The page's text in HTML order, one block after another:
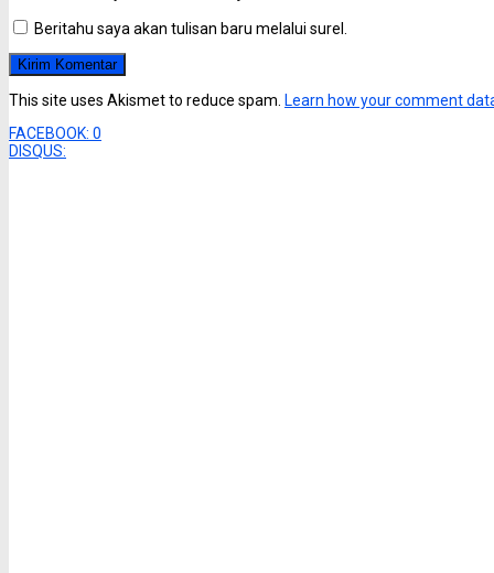
Beritahu saya akan tulisan baru melalui surel.
This site uses Akismet to reduce spam. Learn how your comment
FACEBOOK: 0
DISQUS: